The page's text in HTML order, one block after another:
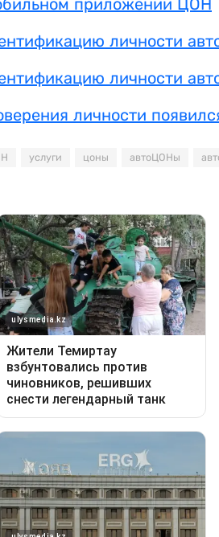
приложении ЦОН
личности
личности
личности
услуги цоны автоЦОНы